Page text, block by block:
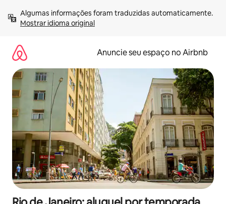
para
Mostrar idioma original
Anuncie seu espaço no Airbnb